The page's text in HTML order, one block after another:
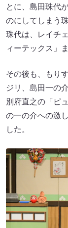
とに、島田珠代
のにしてしまう
珠代は、レイチ
ィーテックス」
その後も、もり
ジリ、島田一の
別府直之の「ピ
の一の介への激
した。